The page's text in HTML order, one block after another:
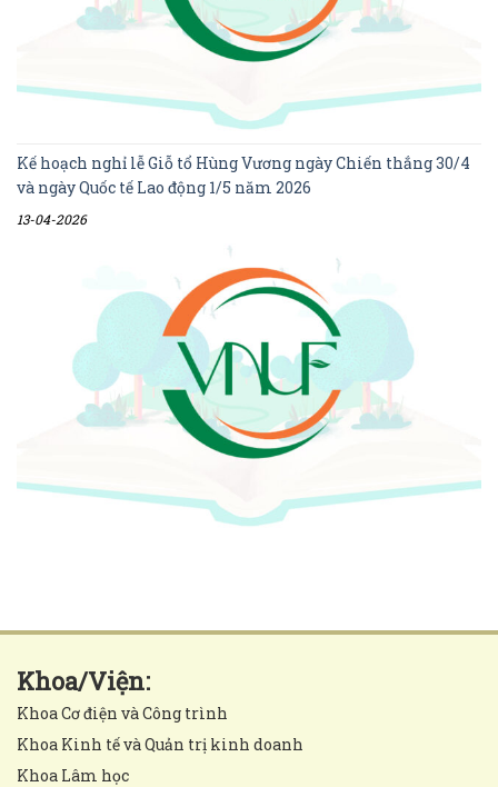
Kế hoạch nghỉ lễ Giỗ tổ Hùng Vương ngày Chiến thắng 30/4
và ngày Quốc tế Lao động 1/5 năm 2026
13-04-2026
Khoa/Viện:
Khoa Cơ điện và Công trình
Khoa Kinh tế và Quản trị kinh doanh
Khoa Lâm học